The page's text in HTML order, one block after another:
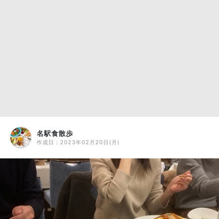
名駅食散歩
作成日： 2023年02月20日(月)